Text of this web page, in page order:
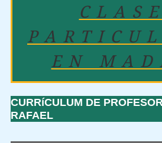
EN
CURRíCULUM DE
RAFAEL